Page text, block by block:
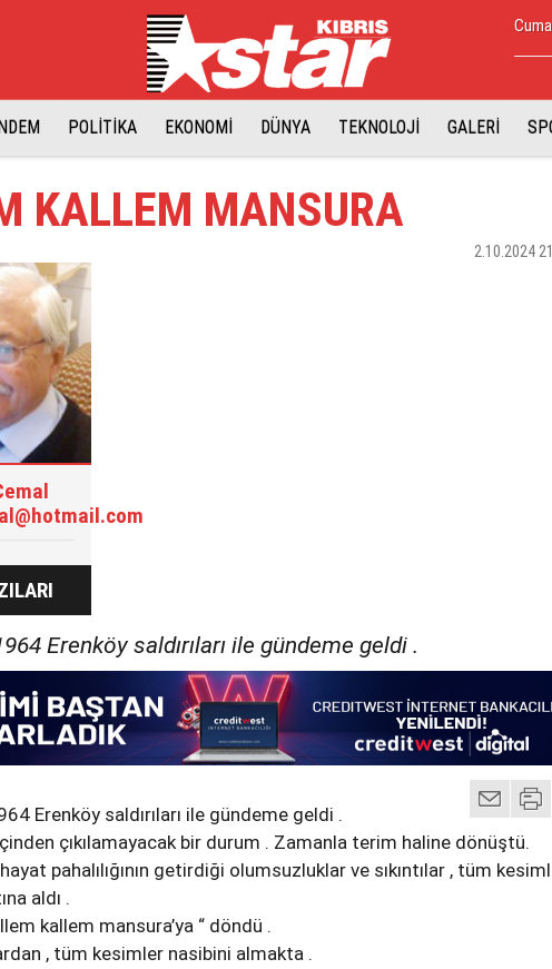
POLİTİKA EKONOMİ DÜNYA TEKNOLOJİ GALERİ
KALLEM MANSURA
2.10.2024
Erenköy saldırıları ile gündeme geldi .
Erenköy saldırıları ile gündeme geldi .
çıkılamayacak bir durum . Zamanla terim haline dönüştü.
pahalılığının getirdiği olumsuzluklar ve sıkıntılar , tüm
aldı .
kallem mansura’ya “ döndü .
, tüm kesimler nasibini almakta .